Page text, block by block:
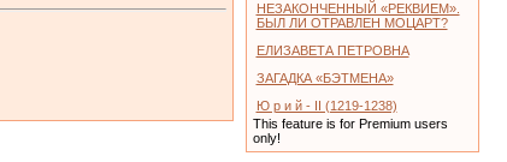
НЕЗАКОНЧЕННЫЙ «РЕКВИЕМ».
БЫЛ ЛИ ОТРАВЛЕН МОЦАРТ?
ЕЛИЗАВЕТА ПЕТРОВНА
ЗАГАДКА «БЭТМЕНА»
Ю р и й - II (1219-1238)
This feature is for Premium users
only!